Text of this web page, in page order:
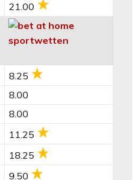
21.00
8.25
8.00
8.00
11.25
18.25
9.50